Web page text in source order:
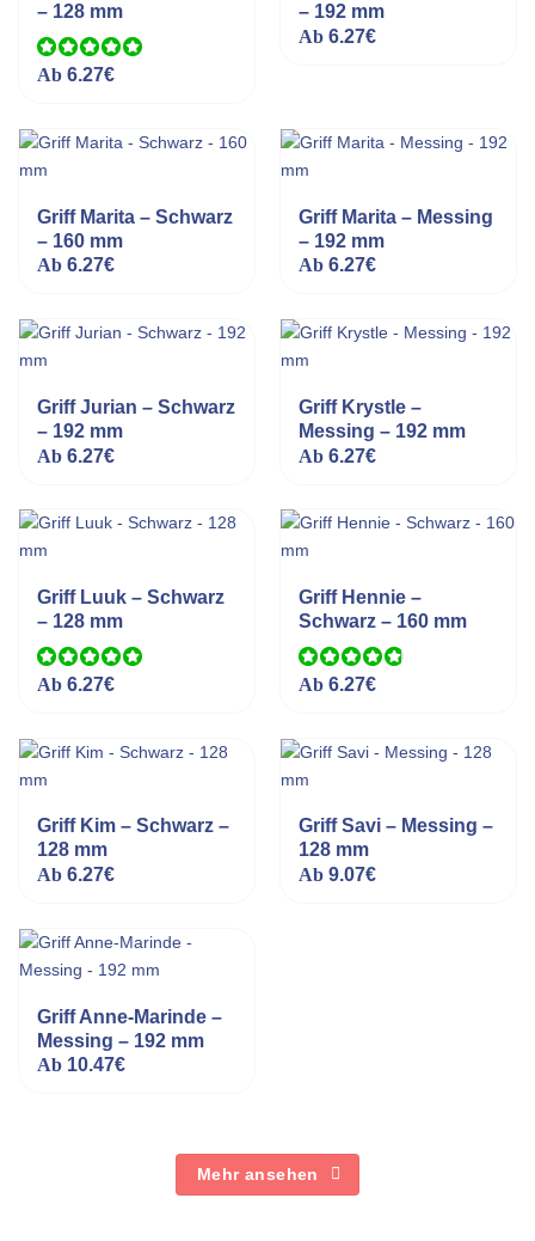
– 128 mm
Bewertet mit
Ab 6.27€
– 192 mm
Ab 6.27€
Griff Marita – Schwarz
– 160 mm
Ab 6.27€
Griff Marita – Messing
– 192 mm
Ab 6.27€
Griff Jurian – Schwarz
– 192 mm
Ab 6.27€
Griff Krystle –
Messing – 192 mm
Ab 6.27€
Griff Luuk – Schwarz
– 128 mm
Bewertet mit
Ab 6.27€
Griff Hennie –
Schwarz – 160 mm
Bewertet
Ab 6.27€
Griff Kim – Schwarz –
128 mm
Ab 6.27€
Griff Savi – Messing –
128 mm
Ab 9.07€
Griff Anne-Marinde –
Messing – 192 mm
Ab 10.47€
Mehr ansehen